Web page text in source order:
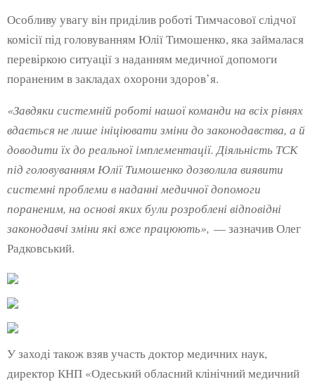
Особливу увагу він приділив роботі Тимчасової слідчої
комісії під головуванням Юлії Тимошенко, яка займалася
перевіркою ситуації з наданням медичної допомоги
пораненим в закладах охорони здоров’я.
«Завдяки системній роботі нашої команди на всіх рівнях
вдається не лише ініціювати зміни до законодавства, а й
доводити їх до реальної імплементації. Діяльність ТСК
під головуванням Юлії Тимошенко дозволила виявити
системні проблеми в наданні медичної допомоги
пораненим, на основі яких були розроблені відповідні
законодавчі зміни які вже працюють», — зазначив Олег
Радковський.
У заході також взяв участь доктор медичних наук,
директор КНП «Одеський обласний клінічний медичний